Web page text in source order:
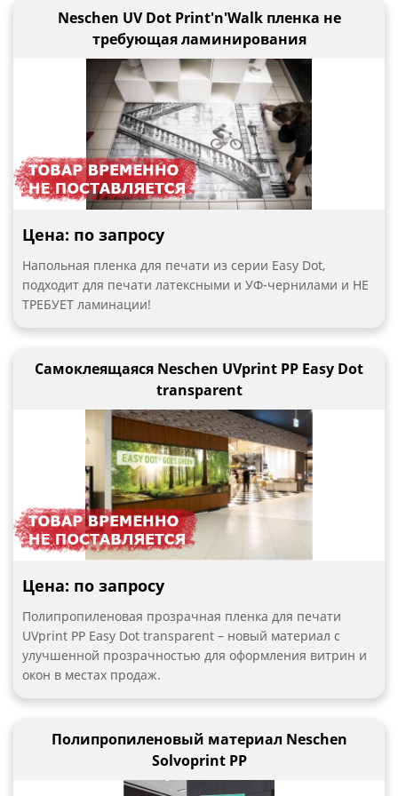
Neschen UV Dot Print'n'Walk пленка не
требующая ламинирования
Цена: по запросу
Напольная пленка для печати из серии Easy Dot,
подходит для печати латексными и УФ-чернилами и НЕ
ТРЕБУЕТ ламинации!
Самоклеящаяся Neschen UVprint PP Easy Dot
transparent
Цена: по запросу
Полипропиленовая прозрачная пленка для печати
UVprint PP Easy Dot transparent – новый материал с
улучшенной прозрачностью для оформления витрин и
окон в местах продаж.
Полипропиленовый материал Neschen
Solvoprint PP